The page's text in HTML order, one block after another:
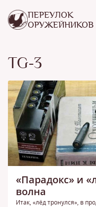
ПЕРЕУЛОК
ОРУЖЕЙНИКОВ
TG-3
«Парадокс» и
волна
Итак, «лёд тронулся», в